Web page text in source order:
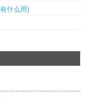
什么用)